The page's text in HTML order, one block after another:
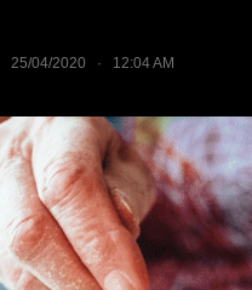
25/04/2020 · 12:04 AM